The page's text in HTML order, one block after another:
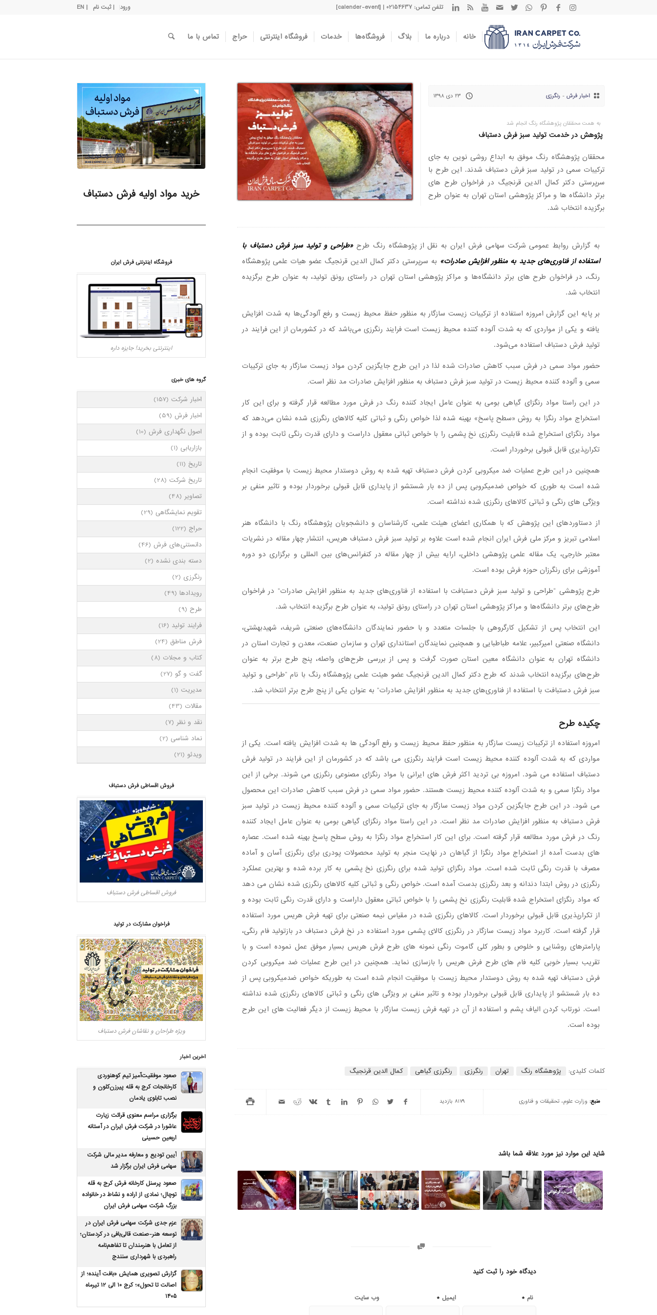
ورود | ثبت نام | EN تلفن تماس: 02154637 | [calender-event]
خانه درباره ما بلاگ فروشگاه‌ها خدمات فروشگاه اینترنتی حراج تماس با ما
اخبار فرش - رنگرزی ۲۳ دی ۱۳۹۸
به همت محققان پژوهشگاه رنگ انجام شد
پژوهش در خدمت تولید سبز فرش دستباف
محققان پژوهشگاه رنگ موفق به ابداع روشی نوین به جای
ترکیبات سمی در تولید سبز فرش دستباف شدند. این طرح با
سرپرستی دکتر کمال الدین قرنجیگ در فراخوان طرح های
برتر دانشگاه ها و مراکز پژوهشی استان تهران به عنوان طرح
برگزیده انتخاب شد.
به گزارش روابط عمومی شرکت سهامی فرش ایران به نقل از پژوهشگاه رنگ طرح«طراحی و تولید سبز فرش دستباف با
استفاده از فناوری‌های جدید به منظور افزایش صادرات» به سرپرستی دکتر کمال الدین قرنجیگ عضو هیات علمی پژوهشگاه
رنگ، در فراخوان طرح های برتر دانشگاه‌ها و مراکز پژوهشی استان تهران در راستای رونق تولید، به عنوان طرح برگزیده
انتخاب شد.
بر پایه این گزارش امروزه استفاده از ترکیبات زیست سازگار به منظور حفظ محیط زیست و رفع آلودگی‌ها به شدت افزایش
یافته و یکی از مواردی که به شدت آلوده کننده محیط زیست است فرایند رنگرزی می‌باشد که در کشورمان از این فرایند در
تولید فرش دستباف استفاده می‌شود.
حضور مواد سمی در فرش سبب کاهش صادرات شده لذا در این طرح جایگزین کردن مواد زیست سازگار به جای ترکیبات
سمی و آلوده کننده محیط زیست در تولید سبز فرش دستباف به منظور افزایش صادرات مد نظر است.
در این راستا مواد رنگزای گیاهی بومی به عنوان عامل ایجاد کننده رنگ در فرش مورد مطالعه قرار گرفته و برای این کار
استخراج مواد رنگزا به روش «سطح پاسخ» بهینه شده لذا خواص رنگی و ثباتی کلیه کالاهای رنگرزی شده نشان می‌دهد که
مواد رنگزای استخراج شده قابلیت رنگرزی نخ پشمی را با خواص ثباتی معقول داراست و دارای قدرت رنگی ثابت بوده و از
تکرارپذیری قابل قبولی برخوردار است.
همچنین در این طرح عملیات ضد میکروبی کردن فرش دستباف تهیه شده به روش دوستدار محیط زیست با موفقیت انجام
شده است به طوری که خواص ضدمیکروبی پس از ده بار شستشو از پایداری قابل قبولی برخوردار بوده و تاثیر منفی بر
ویژگی های رنگی و ثباتی کالاهای رنگرزی شده نداشته است.
از دستاوردهای این پژوهش که با همکاری اعضای هیئت علمی، کارشناسان و دانشجویان پژوهشگاه رنگ با دانشگاه هنر
اسلامی تبریز و مرکز ملی فرش ایران انجام شده است علاوه بر تولید سبز فرش دستباف هریس، انتشار چهار مقاله در نشریات
معتبر خارجی، یک مقاله علمی پژوهشی داخلی، ارایه بیش از چهار مقاله در کنفرانس‌های بین المللی و برگزاری دو دوره
آموزشی برای رنگرزان حوزه فرش بوده است.
طرح پژوهشی “طراحی و تولید سبز فرش دستبافت با استفاده از فناوری‌های جدید به منظور افزایش صادرات” در فراخوان
طرح‌های برتر دانشگاه‌ها و مراکز پژوهشی استان تهران در راستای رونق تولید، به عنوان طرح برگزیده انتخاب شد.
این انتخاب پس از تشکیل کارگروهی با جلسات متعدد و با حضور نمایندگان دانشگاه‌های صنعتی شریف، شهیدبهشتی،
دانشگاه صنعتی امیرکبیر، علامه طباطبایی و همچنین نمایندگان استانداری تهران و سازمان صنعت، معدن و تجارت استان در
دانشگاه تهران به عنوان دانشگاه معین استان صورت گرفت و پس از بررسی طرح‌های واصله، پنج طرح برتر به عنوان
طرح‌های برگزیده انتخاب شدند که طرح دکتر کمال الدین قرنجیگ عضو هیئت علمی پژوهشگاه رنگ با نام “طراحی و تولید
سبز فرش دستبافت با استفاده از فناوری‌های جدید به منظور افزایش صادرات” به عنوان یکی از پنج طرح برتر انتخاب شد.
چکیده طرح
امروزه استفاده از ترکیبات زیست سازگار به منظور حفظ محیط زیست و رفع آلودگی ها به شدت افزایش یافته است. یکی از
مواردی که به شدت آلوده کننده محیط زیست است فرایند رنگرزی می باشد که در کشورمان از این فرایند در تولید فرش
دستباف استفاده می شود. امروزه بی تردید اکثر فرش های ایرانی با مواد رنگزای مصنوعی رنگرزی می شوند. برخی از این
مواد رنگزا سمی و به شدت آلوده کننده محیط زیست هستند. حضور مواد سمی در فرش سبب کاهش صادرات این محصول
می شود. در این طرح جایگزین کردن مواد زیست سازگار به جای ترکیبات سمی و آلوده کننده محیط زیست در تولید سبز
فرش دستباف به منظور افزایش صادرات مد نظر است. در این راستا مواد رنگزای گیاهی بومی به عنوان عامل ایجاد کننده
رنگ در فرش مورد مطالعه قرار گرفته است. برای این کار استخراج مواد رنگزا به روش سطح پاسخ بهینه شده است. عصاره
های بدست آمده از استخراج مواد رنگزا از گیاهان در نهایت منجر به تولید محصولات پودری برای رنگرزی آسان و آماده
مصرف با قدرت رنگی ثابت شده است. مواد رنگزای تولید شده برای رنگرزی نخ پشمی به کار برده شده و بهترین عملکرد
رنگرزی در روش ابتدا دندانه و بعد رنگرزی بدست آمده است. خواص رنگی و ثباتی کلیه کالاهای رنگرزی شده نشان می دهد
که مواد رنگزای استخراج شده قابلیت رنگرزی نخ پشمی را با خواص ثباتی معقول داراست و دارای قدرت رنگی ثابت بوده و
از تکرارپذیری قابل قبولی برخوردار است. کالاهای رنگرزی شده در مقیاس نیمه صنعتی برای تهیه فرش هریس مورد استفاده
قرار گرفته است. کاربرد مواد زیست سازگار در رنگرزی کالای پشمی مورد استفاده در نخ فرش دستباف در بازتولید فام رنگی،
پارامترهای روشنایی و خلوص و بطور کلی گاموت رنگی نمونه های طرح فرش هریس بسیار موفق عمل نموده است و با
تقریب بسیار خوبی کلیه فام های طرح فرش هریس را بازسازی نماید. همچنین در این طرح عملیات ضد میکروبی کردن
فرش دستباف تهیه شده به روش دوستدار محیط زیست با موفقیت انجام شده است به طوریکه خواص ضدمیکروبی پس از
ده بار شستشو از پایداری قابل قبولی برخوردار بوده و تاثیر منفی بر ویژگی های رنگی و ثباتی کالاهای رنگرزی شده نداشته
است. نورتاب کردن الیاف پشم و استفاده از آن در تهیه فرش زیست سازگار با محیط زیست از دیگر فعالیت های این طرح
بوده است.
کلمات کلیدی: پژوهشگاه رنگ تهران رنگرزی رنگرزی گیاهی کمال الدین قرنجیگ
منبع: وزارت علوم، تحقیقات و فناوری 8179 بازدید
شاید این موارد نیز مورد علاقه شما باشد
دیدگاه خود را ثبت کنید
نام * ایمیل * وب‌ سایت
خرید مواد اولیه فرش دستباف
فروشگاه اینترنتی فرش ایران
اینترنتی بخرید! جایزه داره
گروه های خبری
اخبار شرکت (157)
اخبار فرش (59)
اصول نگهداری فرش (10)
بازاریابی (1)
تاریخ (11)
تاریخ شرکت (28)
تصاویر (48)
تقویم نمایشگاهی (29)
حراج (122)
دانستنی‌های فرش (46)
دسته بندی نشده (2)
رنگرزی (2)
رویدادها(49)
طرح (9)
فرایند تولید (16)
فرش مناطق (24)
کتاب و مجلات (8)
گفت و گو (27)
مدیریت (1)
مقالات (43)
نقد و نظر (7)
نماد شناسی (2)
ویدئو (21)
فروش اقساطی فرش دستباف
فروش اقساطی فرش دستباف
فراخوان مشارکت در تولید
ویژه طراحان و نقاشان فرش دستباف
اخرین اخبار
صعود موفقیت‌آمیز تیم کوهنوردی
کارخانجات کرج به قله پیرزن‌کلون و
نصب تابلوی یادمان
برگزاری مراسم معنوی قرائت زیارت
عاشورا در شرکت فرش ایران در آستانه
اربعین حسینی
آیین تودیع و معارفه مدیر مالی شرکت
سهامی فرش ایران برگزار شد
صعود پرسنل کارخانه فرش کرج به قله
توچال؛ نمادی از اراده و نشاط در خانواده
بزرگ شرکت سهامی فرش ایران
عزم جدی شرکت سهامی فرش ایران در
توسعه هنر-صنعت قالی‌بافی در کردستان؛
از تعامل با هنرمندان تا تفاهم‌نامه
راهبردی با شهرداری سنندج
گزارش تصویری همایش «بافت آینده؛ از
اصالت تا تحول»؛ کرج ۱۰ الی ۱۲ تیرماه
۱۴۰۵